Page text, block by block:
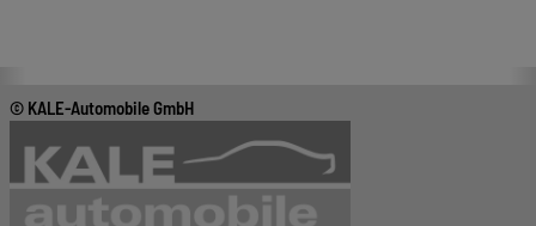
© KALE-Automobile GmbH